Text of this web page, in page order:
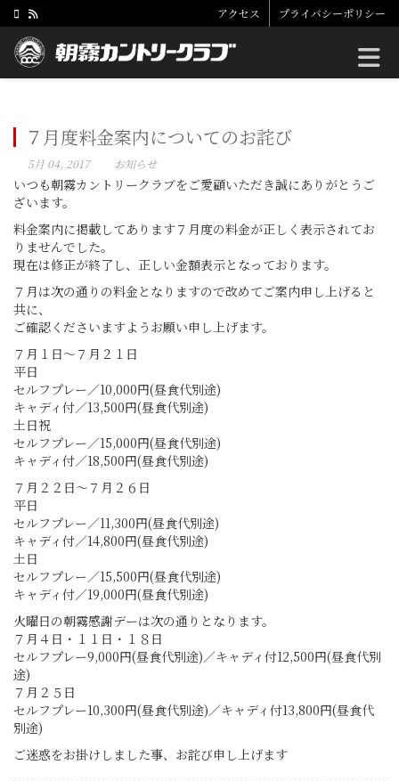
アクセス プライバシーポリシー
７月度料金案内についてのお詫び
5月 04, 2017 お知らせ
いつも朝霧カントリークラブをご愛顧いただき誠にありがとうご
ざいます。
料金案内に掲載してあります７月度の料金が正しく表示されてお
りませんでした。
現在は修正が終了し、正しい金額表示となっております。
７月は次の通りの料金となりますので改めてご案内申し上げると
共に、
ご確認くださいますようお願い申し上げます。
７月１日～７月２１日
平日
セルフプレー／10,000円(昼食代別途)
キャディ付／13,500円(昼食代別途)
土日祝
セルフプレー／15,000円(昼食代別途)
キャディ付／18,500円(昼食代別途)
７月２２日～７月２６日
平日
セルフプレー／11,300円(昼食代別途)
キャディ付／14,800円(昼食代別途)
土日
セルフプレー／15,500円(昼食代別途)
キャディ付／19,000円(昼食代別途)
火曜日の朝霧感謝デーは次の通りとなります。
７月４日・１１日・１８日
セルフプレー9,000円(昼食代別途)／キャディ付12,500円(昼食代別
途)
７月２５日
セルフプレー10,300円(昼食代別途)／キャディ付13,800円(昼食代
別途)
ご迷惑をお掛けしました事、お詫び申し上げます